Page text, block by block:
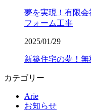
夢を実現！有限
フォーム工事
2025/01/29
新築住宅の夢！無
カテゴリー
Arie
お知らせ